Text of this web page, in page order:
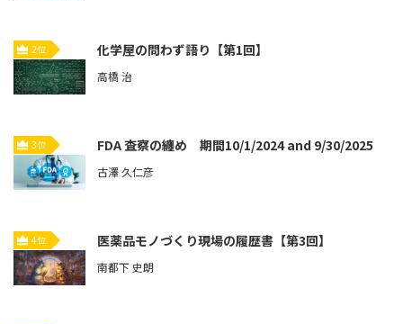
2位 化学屋の問わず語り【第1回】
高橋 治
3位 FDA 査察の纏め 期間10/1/2024 and 9/30/2025
古澤 久仁彦
4位 医薬品モノづくり現場の履歴書【第3回】
南都下 史朗